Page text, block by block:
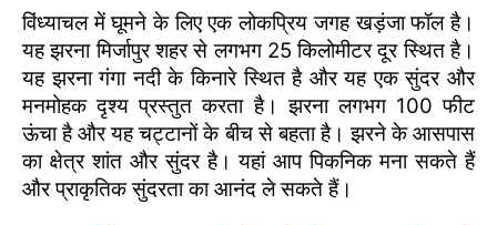
विंध्याचल में घूमने के लिए एक लोकप्रिय जगह खड़ंजा फॉल है।
यह झरना मिर्जापुर शहर से लगभग 25 किलोमीटर दूर स्थित है।
यह झरना गंगा नदी के किनारे स्थित है और यह एक सुंदर और
मनमोहक दृश्य प्रस्तुत करता है। झरना लगभग 100 फीट
ऊंचा है और यह चट्टानों के बीच से बहता है। झरने के आसपास
का क्षेत्र शांत और सुंदर है। यहां आप पिकनिक मना सकते हैं
और प्राकृतिक सुंदरता का आनंद ले सकते हैं।